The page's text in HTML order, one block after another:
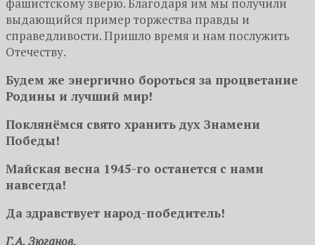
выдающийся пример торжества правды и
справедливости. Пришло время и нам послужить
Отечеству.
Будем же энергично бороться за процветание
Родины и лучший мир!
Поклянёмся свято хранить дух Знамени
Победы!
Майская весна 1945-го останется с нами
навсегда!
Да здравствует народ-победитель!
Г.А. Зюганов,